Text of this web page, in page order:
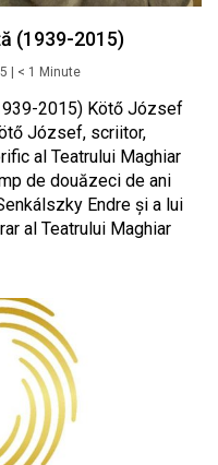
(1939-2015)
< 1 Minute
2015) Kötő József
József, scriitor,
al Teatrului Maghiar
de douăzeci de ani
Endre și a lui
al Teatrului Maghiar